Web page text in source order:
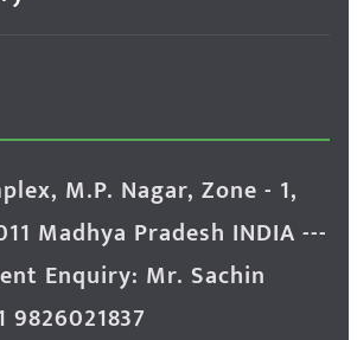
M.P. Nagar, Zone - 1,
Madhya Pradesh INDIA ---
Enquiry: Mr. Sachin